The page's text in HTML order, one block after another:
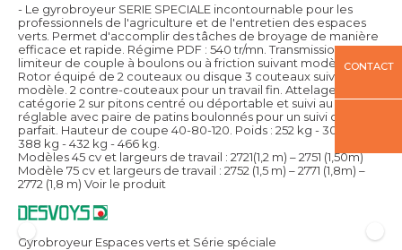
- Le gyrobroyeur SERIE SPECIALE incontournable pour les
professionnels de l'agriculture et de l'entretien des espaces
verts. Permet d'accomplir des tâches de broyage de manière
efficace et rapide. Régime PDF : 540 tr/mn. Transmission
limiteur de couple à boulons ou à friction suivant modèle.
Rotor équipé de 2 couteaux ou disque 3 couteaux suivant
modèle. 2 contre-couteaux pour un travail fin. Attelage flottant
catégorie 2 sur pitons centré ou déportable et suivi au sol
réglable avec paire de patins boulonnés pour un suivi du sol
parfait. Hauteur de coupe 40-80-120. Poids : 252 kg - 308 kg -
388 kg - 432 kg - 466 kg.
Modèles 45 cv et largeurs de travail : 2721(1,2 m) – 2751 (1,50m)
Modèle 75 cv et largeurs de travail : 2752 (1,5 m) – 2771 (1,8m) –
2772 (1,8 m) Voir le produit
Gyrobroyeur Espaces verts et Série spéciale
CONTACT